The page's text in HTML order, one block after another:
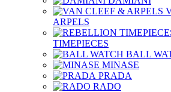
ARPELS
TIMEPIECES
BALL
MINASE
PRADA
RADO